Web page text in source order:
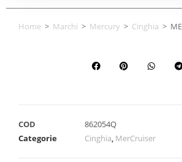
Home > Marchi > Mercury > Cinghia >
COD
862054Q
Categorie
Cinghia, MerCruiser